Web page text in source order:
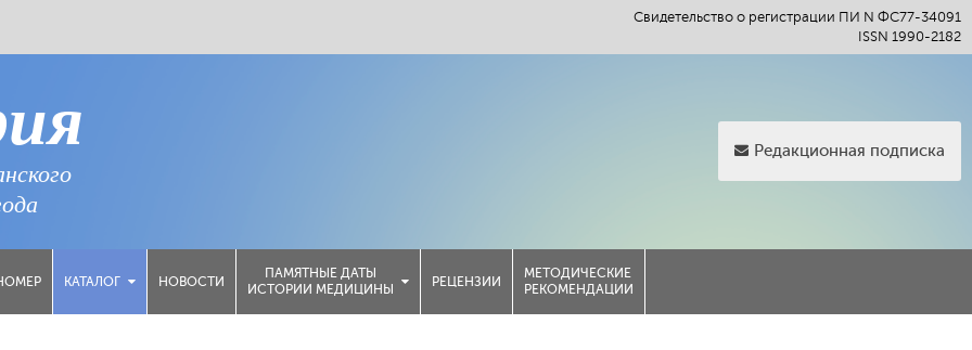
Свидетельство о регистрации ПИ N ФС77-34091
ISSN 1990-2182
Редакционная подписка
КАТАЛОГ НОВОСТИ
ПАМЯТНЫЕ ДАТЫ
ИСТОРИИ МЕДИЦИНЫ
РЕЦЕНЗИИ
МЕТОДИЧЕСКИЕ
РЕКОМЕНДАЦИИ